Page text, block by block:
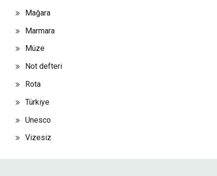
Mağara
Marmara
Müze
Not defteri
Rota
Türkiye
Unesco
Vizesiz